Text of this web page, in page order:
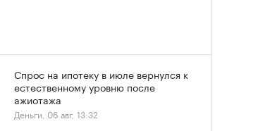
Спрос на ипотеку в июле вернулся к
естественному уровню после
ажиотажа
Деньги, 06 авг, 13:32